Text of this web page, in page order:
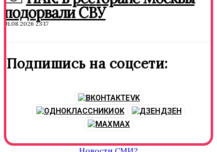
подорвали СВУ
01.08.2026 23:17
Подпишись на соцсети:
VK
OK
ДЗЕН
MAX